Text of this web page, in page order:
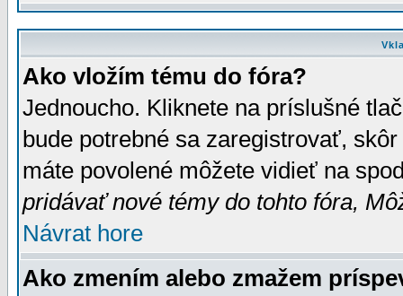
Ako vložím tému do fóra?
Jednoucho. Kliknete na príslušné
bude potrebné sa zaregistrovať,
máte povolené môžete vidieť na
pridávať nové témy do tohto fóra,
Návrat hore
Ako zmením alebo zmažem